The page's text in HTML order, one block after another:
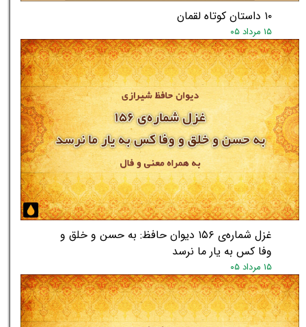
۱۰ داستان کوتاه لقمان
۱۵ مرداد ۰۵
غزل شماره‌ی ۱۵۶ دیوان حافظ: به حسن و خلق و
وفا کس به یار ما نرسد
۱۵ مرداد ۰۵